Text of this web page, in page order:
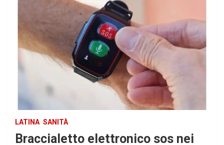
LATINA SANITÀ
Braccialetto elettronico sos nei